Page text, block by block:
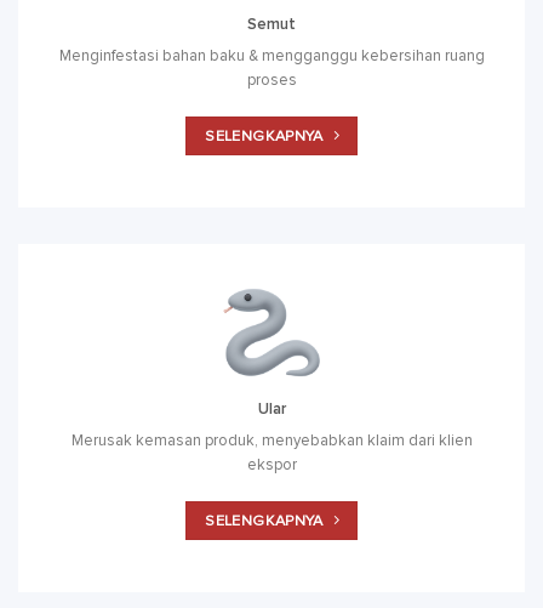
Semut
Menginfestasi bahan baku & mengganggu kebersihan ruang
proses
SELENGKAPNYA
Ular
Merusak kemasan produk, menyebabkan klaim dari klien
ekspor
SELENGKAPNYA